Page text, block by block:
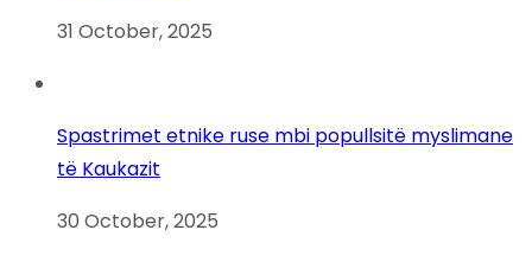
31 October, 2025
Spastrimet etnike ruse mbi popullsitë myslimane
të Kaukazit
30 October, 2025